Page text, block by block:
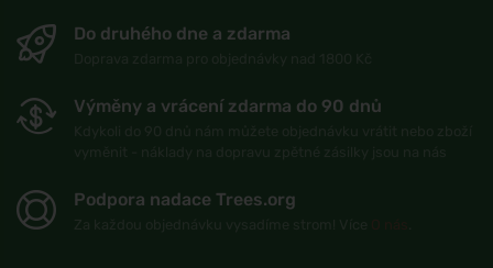
Do druhého dne a zdarma
Výměny a vrácení zdarma do 90 dnů
Podpora nadace Trees.org